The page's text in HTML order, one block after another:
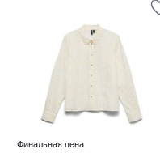
Финальная цена